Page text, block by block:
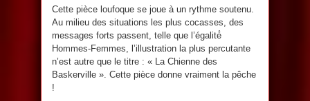
Cette pièce loufoque se joue à un rythme soutenu.
Au milieu des situations les plus cocasses, des
messages forts passent, telle que l’égalité́
Hommes-Femmes, l’illustration la plus percutante
n’est autre que le titre : « La Chienne des
Baskerville ». Cette pièce donne vraiment la pêche
!